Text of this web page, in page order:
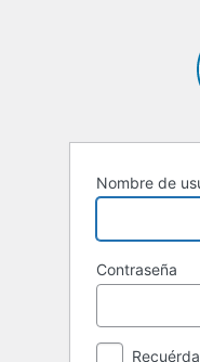
Nombre de
Contraseña